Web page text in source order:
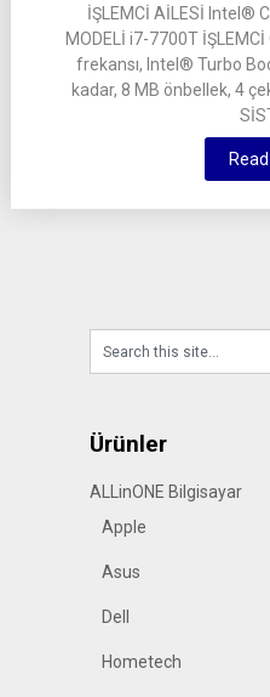
İŞLEMCİ AİLESİ Intel®
MODELİ i7-7700T
frekansı, Intel® Turbo
kadar, 8 MB önbellek, 4
Ürünler
ALLinONE Bilgisayar
Apple
Asus
Dell
Hometech